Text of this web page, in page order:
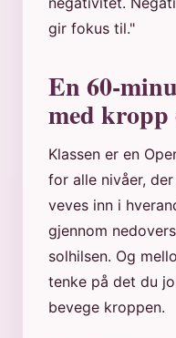
gir fokus til."
En 60-
med kropp
Klassen er en
for alle nivåer,
veves inn i
gjennom
solhilsen. Og
tenke på det du
bevege kroppen.